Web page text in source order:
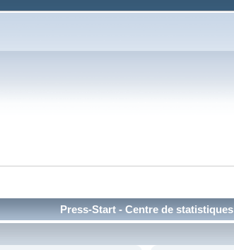
Press-Start - Centre de statistiques